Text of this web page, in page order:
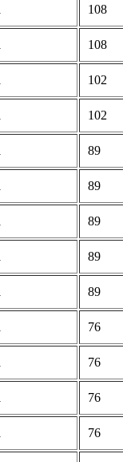
108
108
102
102
89
89
89
89
89
76
76
76
76